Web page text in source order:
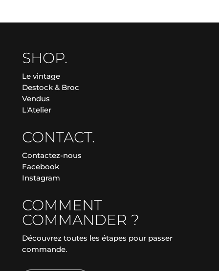
SHOP.
Le vintage
Destock & Broc
Vendus
L'Atelier
CONTACT.
Contactez-nous
Facebook
Instagram
COMMENT
COMMANDER ?
Découvrez toutes les étapes pour passer
commande.